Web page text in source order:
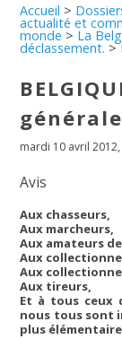
Accueil >
actualité et
monde > La
déclassement. >
générale
mardi 10 avril 2012,
Avis
Aux chasseurs,
Aux marcheurs,
Aux amateurs
Aux
Aux
Aux tireurs,
Et à tous ceux
nous tous sont
plus